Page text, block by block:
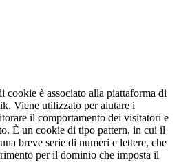
cookie è associato alla piattaforma di
Viene utilizzato per aiutare i
il comportamento dei visitatori e
È un cookie di tipo pattern, in cui il
breve serie di numeri e lettere, che
per il dominio che imposta il